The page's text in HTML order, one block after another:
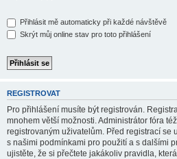
Přihlásit mě automaticky při každé návštěvě
Skrýt můj online stav pro toto přihlášení
REGISTROVAT
Pro přihlášení musíte být registrován.
mnohem větší možnosti. Administrátor fóra
registrovaným uživatelům. Před registrací se
s našimi podmínkami pro použití a s dalšími
ujistěte, že si přečtete jakákoliv pravidla,